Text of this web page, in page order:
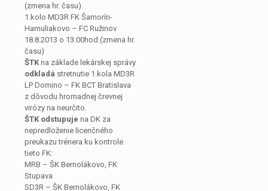
(zmena hr. času).
1.kolo MD3R FK Šamorín-
Hamuliakovo – FC Ružinov
18.8.2013 o 13:00hod.(zmena hr.
času)
ŠTKna základe lekárskej správy
odkladá stretnutie 1.kola MD3R
LP Domino – FK BCT Bratislava
z dôvodu hromadnej črevnej
virózy na neurčito.
ŠTK odstupuje na DK za
nepredloženie licenčného
preukazu trénera ku kontrole
tieto FK:
MRB – ŠK Bernolákovo, FK
Stupava
SD3R – ŠK Bernolákovo, FK